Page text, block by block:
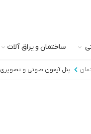
ساختمان و یراق آلات
پنل آیفون صوتی و تصویری